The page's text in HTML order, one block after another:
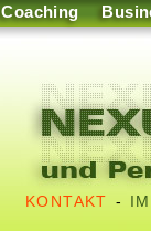
Coaching
KONTAKT -